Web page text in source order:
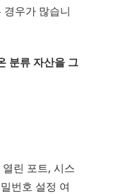
우가 많습니
분류 자산을 그
린 포트, 시스
번호 설정 여